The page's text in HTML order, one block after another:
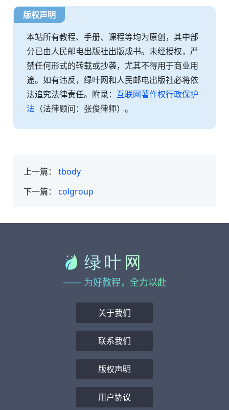
版权声明
本站所有教程、手册、课程等均为原创，其中部
分已由人民邮电出版社出版成书。未经授权，严
禁任何形式的转载或抄袭，尤其不得用于商业用
途。如有违反，绿叶网和人民邮电出版社必将依
法追究法律责任。附录： 互联网著作权行政保护
法 （法律顾问：张俊律师）。
上一篇： tbody
下一篇： colgroup
—— 为好教程，全力以赴
关于我们
联系我们
版权声明
用户协议